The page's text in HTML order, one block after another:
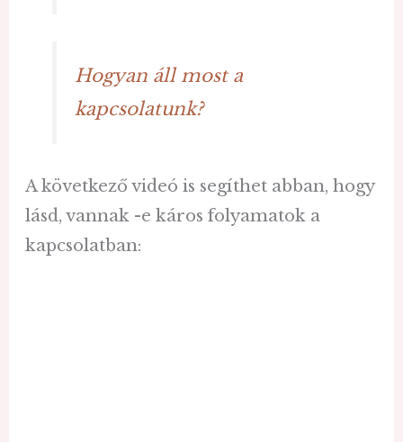
Hogyan áll most a
kapcsolatunk?
A következő videó is segíthet abban, hogy
lásd, vannak -e káros folyamatok a
kapcsolatban: